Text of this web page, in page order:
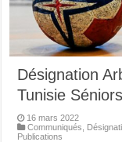
Désignation
Tunisie
16 mars 2022
Communiqués
Publications